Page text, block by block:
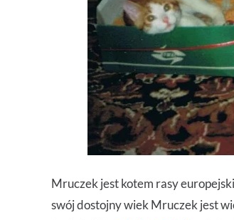
Mruczek jest kotem rasy
swój dostojny wiek Mruczek jest